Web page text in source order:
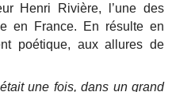
Henri Rivière, l’une des
en France. En résulte en
poétique, aux allures de
une fois, dans un grand